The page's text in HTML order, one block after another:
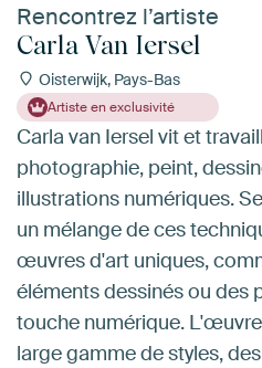
Rencontrez l’artiste
Carla Van Iersel
Oisterwijk, Pays-Bas
Artiste en exclusivité
Carla van Iersel vit et
photographie, peint,
illustrations numériques.
un mélange de ces
œuvres d'art uniques,
éléments dessinés ou des
touche numérique.
large gamme de styles,